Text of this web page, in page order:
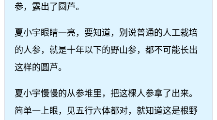
参，露出了圆芦。
夏小宇眼睛一亮，要知道，别说普通的人工栽培
的人参，就是十年以下的野山参，都不可能长出
这样的圆芦。
夏小宇慢慢的从参堆里，把这棵人参拿了出来。
简单一上眼，见五行六体都对，就知道这是根野